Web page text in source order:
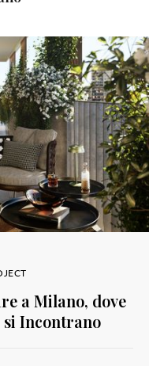
a Milano, dove
si Incontrano